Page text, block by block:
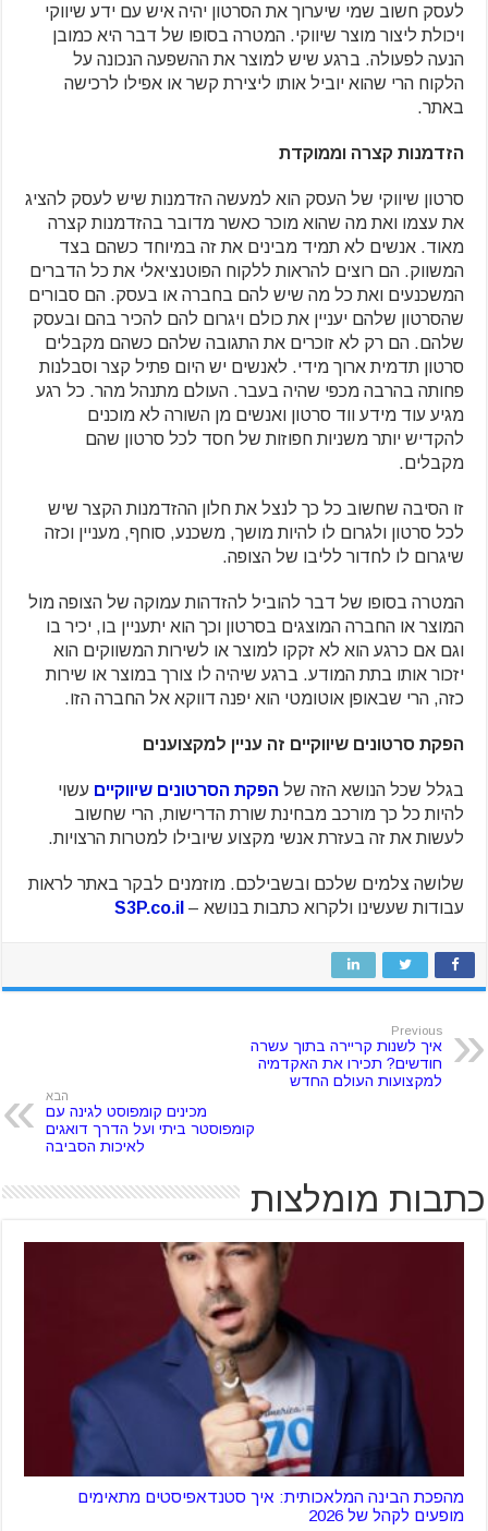
לעסק חשוב שמי שיערוך את הסרטון יהיה איש עם ידע שיווקי
ויכולת ליצור מוצר שיווקי. המטרה בסופו של דבר היא כמובן
הנעה לפעולה. ברגע שיש למוצר את ההשפעה הנכונה על
הלקוח הרי שהוא יוביל אותו ליצירת קשר או אפילו לרכישה
באתר.
הזדמנות קצרה וממוקדת
סרטון שיווקי של העסק הוא למעשה הזדמנות שיש לעסק להציג
את עצמו ואת מה שהוא מוכר כאשר מדובר בהזדמנות קצרה
מאוד. אנשים לא תמיד מבינים את זה במיוחד כשהם בצד
המשווק. הם רוצים להראות ללקוח הפוטנציאלי את כל הדברים
המשכנעים ואת כל מה שיש להם בחברה או בעסק. הם סבורים
שהסרטון שלהם יעניין את כולם ויגרום להם להכיר בהם ובעסק
שלהם. הם רק לא זוכרים את התגובה שלהם כשהם מקבלים
סרטון תדמית ארוך מידי. לאנשים יש היום פתיל קצר וסבלנות
פחותה בהרבה מכפי שהיה בעבר. העולם מתנהל מהר. כל רגע
מגיע עוד מידע ווד סרטון ואנשים מן השורה לא מוכנים
להקדיש יותר משניות חפוזות של חסד לכל סרטון שהם
מקבלים.
זו הסיבה שחשוב כל כך לנצל את חלון ההזדמנות הקצר שיש
לכל סרטון ולגרום לו להיות מושך, משכנע, סוחף, מעניין וכזה
שיגרום לו לחדור לליבו של הצופה.
המטרה בסופו של דבר להוביל להזדהות עמוקה של הצופה מול
המוצר או החברה המוצגים בסרטון וכך הוא יתעניין בו, יכיר בו
וגם אם כרגע הוא לא זקקו למוצר או לשירות המשווקים הוא
יזכור אותו בתת המודע. ברגע שיהיה לו צורך במוצר או שירות
כזה, הרי שבאופן אוטומטי הוא יפנה דווקא אל החברה הזו.
הפקת סרטונים שיווקיים זה עניין למקצוענים
בגלל שכל הנושא הזה שלהפקת הסרטונים שיווקיים עשוי
להיות כל כך מורכב מבחינת שורת הדרישות, הרי שחשוב
לעשות את זה בעזרת אנשי מקצוע שיובילו למטרות הרצויות.
שלושה צלמים שלכם ובשבילכם. מוזמנים לבקר באתר לראות
עבודות שעשינו ולקרוא כתבות בנושא – S3P.co.il
Previous
איך לשנות קריירה בתוך עשרה
חודשים? תכירו את האקדמיה
למקצועות העולם החדש
הבא
מכינים קומפוסט לגינה עם
קומפוסטר ביתי ועל הדרך דואגים
לאיכות הסביבה
כתבות מומלצות
מהפכת הבינה המלאכותית: איך סטנדאפיסטים מתאימים
מופעים לקהל של 2026